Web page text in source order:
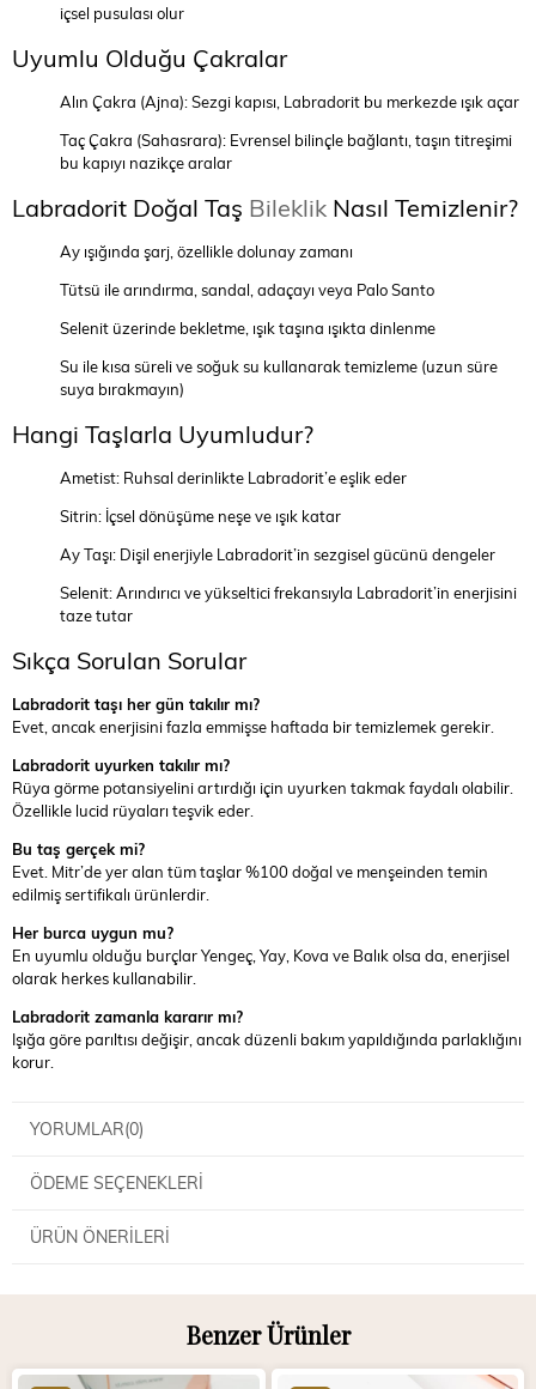
içsel pusulası olur
Uyumlu Olduğu Çakralar
Alın Çakra (Ajna): Sezgi kapısı, Labradorit bu merkezde ışık açar
Taç Çakra (Sahasrara): Evrensel bilinçle bağlantı, taşın titreşimi
bu kapıyı nazikçe aralar
Labradorit Doğal Taş Bileklik Nasıl Temizlenir?
Ay ışığında şarj, özellikle dolunay zamanı
Tütsü ile arındırma, sandal, adaçayı veya Palo Santo
Selenit üzerinde bekletme, ışık taşına ışıkta dinlenme
Su ile kısa süreli ve soğuk su kullanarak temizleme (uzun süre
suya bırakmayın)
Hangi Taşlarla Uyumludur?
Ametist: Ruhsal derinlikte Labradorit’e eşlik eder
Sitrin: İçsel dönüşüme neşe ve ışık katar
Ay Taşı: Dişil enerjiyle Labradorit’in sezgisel gücünü dengeler
Selenit: Arındırıcı ve yükseltici frekansıyla Labradorit’in enerjisini
taze tutar
Sıkça Sorulan Sorular
Labradorit taşı her gün takılır mı?
Evet, ancak enerjisini fazla emmişse haftada bir temizlemek gerekir.
Labradorit uyurken takılır mı?
Rüya görme potansiyelini artırdığı için uyurken takmak faydalı olabilir.
Özellikle lucid rüyaları teşvik eder.
Bu taş gerçek mi?
Evet. Mitr’de yer alan tüm taşlar %100 doğal ve menşeinden temin
edilmiş sertifikalı ürünlerdir.
Her burca uygun mu?
En uyumlu olduğu burçlar Yengeç, Yay, Kova ve Balık olsa da, enerjisel
olarak herkes kullanabilir.
Labradorit zamanla kararır mı?
Işığa göre parıltısı değişir, ancak düzenli bakım yapıldığında parlaklığını
korur.
YORUMLAR(0)
ÖDEME SEÇENEKLERI
ÜRÜN ÖNERILERI
Benzer Ürünler